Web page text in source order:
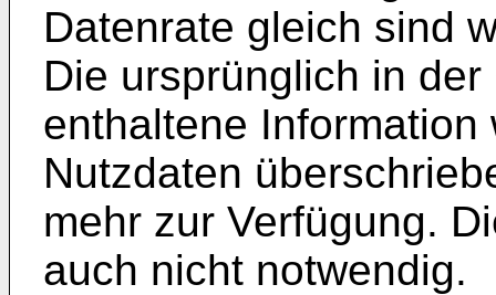
Datenrate gleich sind
Die ursprünglich in
enthaltene
Nutzdaten
mehr zur Verfügung.
auch nicht notwendig.